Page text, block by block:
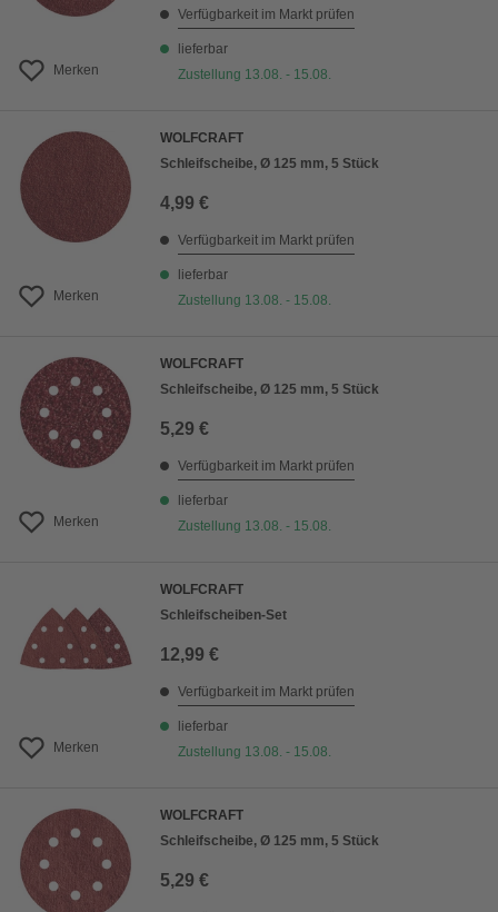
Merken
Verfügbarkeit im Markt prüfen
lieferbar
Zustellung 13.08. - 15.08.
Merken
WOLFCRAFT
Schleifscheibe, Ø 125 mm, 5 Stück
4,99 €
Verfügbarkeit im Markt prüfen
lieferbar
Zustellung 13.08. - 15.08.
Merken
WOLFCRAFT
Schleifscheibe, Ø 125 mm, 5 Stück
5,29 €
Verfügbarkeit im Markt prüfen
lieferbar
Zustellung 13.08. - 15.08.
Merken
WOLFCRAFT
Schleifscheiben-Set
12,99 €
Verfügbarkeit im Markt prüfen
lieferbar
Zustellung 13.08. - 15.08.
WOLFCRAFT
Schleifscheibe, Ø 125 mm, 5 Stück
5,29 €